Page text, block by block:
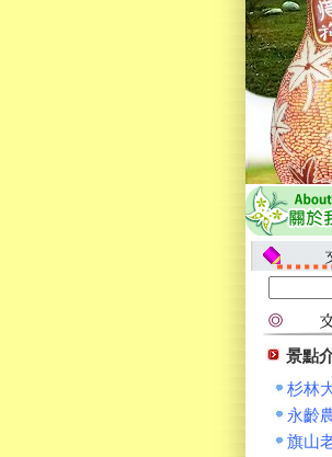
景點
杉林
永齡
旗山